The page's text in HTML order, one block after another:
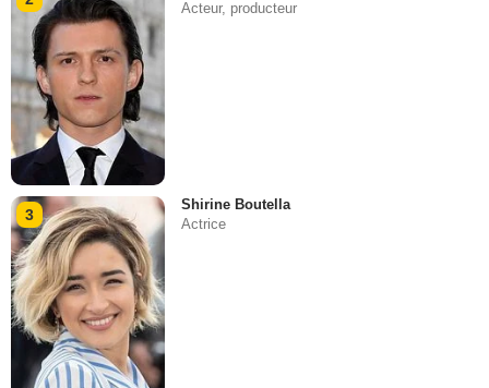
Acteur, producteur
3
Shirine Boutella
Actrice